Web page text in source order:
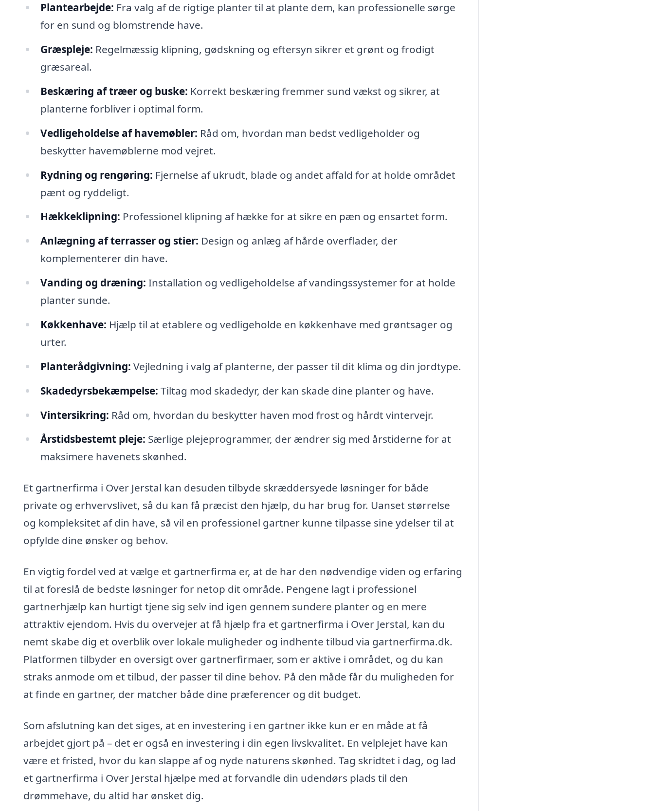
Plantearbejde: Fra valg af de rigtige planter til at plante dem, kan professionelle sørge
for en sund og blomstrende have.
Græspleje: Regelmæssig klipning, gødskning og eftersyn sikrer et grønt og frodigt
græsareal.
Beskæring af træer og buske: Korrekt beskæring fremmer sund vækst og sikrer, at
planterne forbliver i optimal form.
Vedligeholdelse af havemøbler: Råd om, hvordan man bedst vedligeholder og
beskytter havemøblerne mod vejret.
Rydning og rengøring: Fjernelse af ukrudt, blade og andet affald for at holde området
pænt og ryddeligt.
Hækkeklipning: Professionel klipning af hække for at sikre en pæn og ensartet form.
Anlægning af terrasser og stier: Design og anlæg af hårde overflader, der
komplementerer din have.
Vanding og dræning: Installation og vedligeholdelse af vandingssystemer for at holde
planter sunde.
Køkkenhave: Hjælp til at etablere og vedligeholde en køkkenhave med grøntsager og
urter.
Planterådgivning: Vejledning i valg af planterne, der passer til dit klima og din jordtype.
Skadedyrsbekæmpelse: Tiltag mod skadedyr, der kan skade dine planter og have.
Vintersikring: Råd om, hvordan du beskytter haven mod frost og hårdt vintervejr.
Årstidsbestemt pleje: Særlige plejeprogrammer, der ændrer sig med årstiderne for at
maksimere havenets skønhed.
Et gartnerfirma i Over Jerstal kan desuden tilbyde skræddersyede løsninger for både
private og erhvervslivet, så du kan få præcist den hjælp, du har brug for. Uanset størrelse
og kompleksitet af din have, så vil en professionel gartner kunne tilpasse sine ydelser til at
opfylde dine ønsker og behov.
En vigtig fordel ved at vælge et gartnerfirma er, at de har den nødvendige viden og erfaring
til at foreslå de bedste løsninger for netop dit område. Pengene lagt i professionel
gartnerhjælp kan hurtigt tjene sig selv ind igen gennem sundere planter og en mere
attraktiv ejendom. Hvis du overvejer at få hjælp fra et gartnerfirma i Over Jerstal, kan du
nemt skabe dig et overblik over lokale muligheder og indhente tilbud via gartnerfirma.dk.
Platformen tilbyder en oversigt over gartnerfirmaer, som er aktive i området, og du kan
straks anmode om et tilbud, der passer til dine behov. På den måde får du muligheden for
at finde en gartner, der matcher både dine præferencer og dit budget.
Som afslutning kan det siges, at en investering i en gartner ikke kun er en måde at få
arbejdet gjort på – det er også en investering i din egen livskvalitet. En velplejet have kan
være et fristed, hvor du kan slappe af og nyde naturens skønhed. Tag skridtet i dag, og lad
et gartnerfirma i Over Jerstal hjælpe med at forvandle din udendørs plads til den
drømmehave, du altid har ønsket dig.